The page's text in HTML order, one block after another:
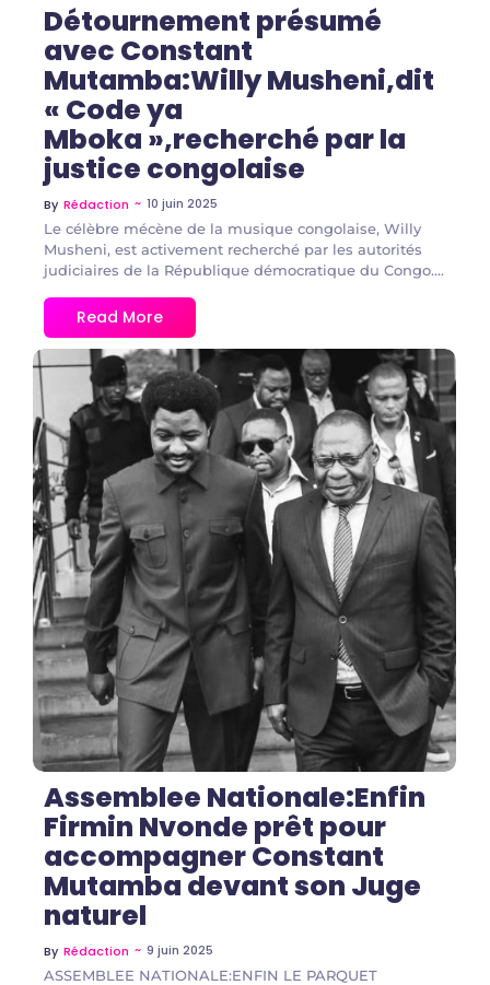
Détournement présumé
avec Constant
Mutamba:Willy Musheni,dit
« Code ya
Mboka »,recherché par la
justice congolaise
By Rédaction ~ 10 juin 2025
Le célèbre mécène de la musique congolaise, Willy
Musheni, est activement recherché par les autorités
judiciaires de la République démocratique du Congo....
Read More
No Comments
Assemblee Nationale:Enfin
Firmin Nvonde prêt pour
accompagner Constant
Mutamba devant son Juge
naturel
By Rédaction ~ 9 juin 2025
ASSEMBLEE NATIONALE:ENFIN LE PARQUET